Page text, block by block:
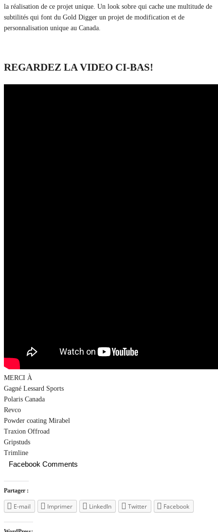
la réalisation de ce projet unique. Un look sobre qui cache une multitude de
subtilités qui font du Gold Digger un projet de modification et de
personnalisation unique au Canada.
REGARDEZ LA VIDEO CI-BAS!
MERCI À
Gagné Lessard Sports
Polaris Canada
Revco
Powder coating Mirabel
Traxion Offroad
Gripstuds
Trimline
Facebook Comments
Partager :
E-mail Imprimer LinkedIn Twitter Facebook